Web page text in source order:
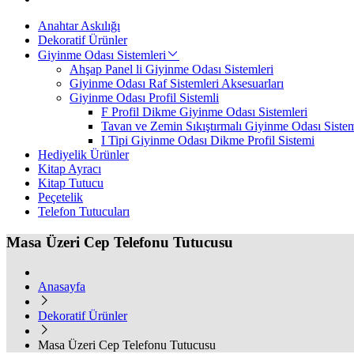
Anahtar Askılığı
Dekoratif Ürünler
Giyinme Odası Sistemleri
Ahşap Panel li Giyinme Odası Sistemleri
Giyinme Odası Raf Sistemleri Aksesuarları
Giyinme Odası Profil Sistemli
F Profil Dikme Giyinme Odası Sistemleri
Tavan ve Zemin Sıkıştırmalı Giyinme Odası
I Tipi Giyinme Odası Dikme Profil Sistemi
Hediyelik Ürünler
Kitap Ayracı
Kitap Tutucu
Peçetelik
Telefon Tutucuları
Masa Üzeri Cep Telefonu Tutucusu
Anasayfa
Dekoratif Ürünler
Masa Üzeri Cep Telefonu Tutucusu